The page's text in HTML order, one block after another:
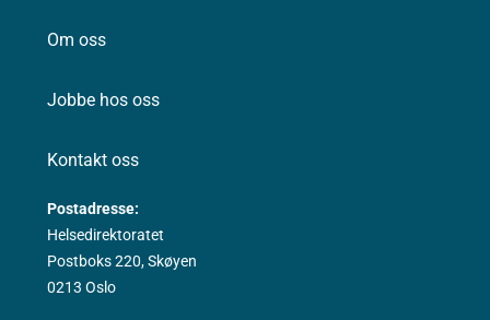
Om oss
Jobbe hos oss
Kontakt oss
Postadresse:
Helsedirektoratet
Postboks 220, Skøyen
0213 Oslo